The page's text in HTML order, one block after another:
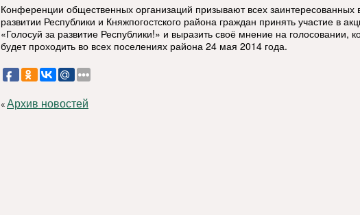
Конференции общественных организаций призывают всех заинтересованных
развитии Республики и Княжпогостского района граждан принять участие в
«Голосуй за развитие Республики!» и выразить своё мнение на голосовании,
будет проходить во всех поселениях района 24 мая 2014 года.
«Архив новостей